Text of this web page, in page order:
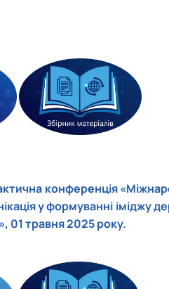
конференція
у формуванні іміджу
01 травня 2025 року.